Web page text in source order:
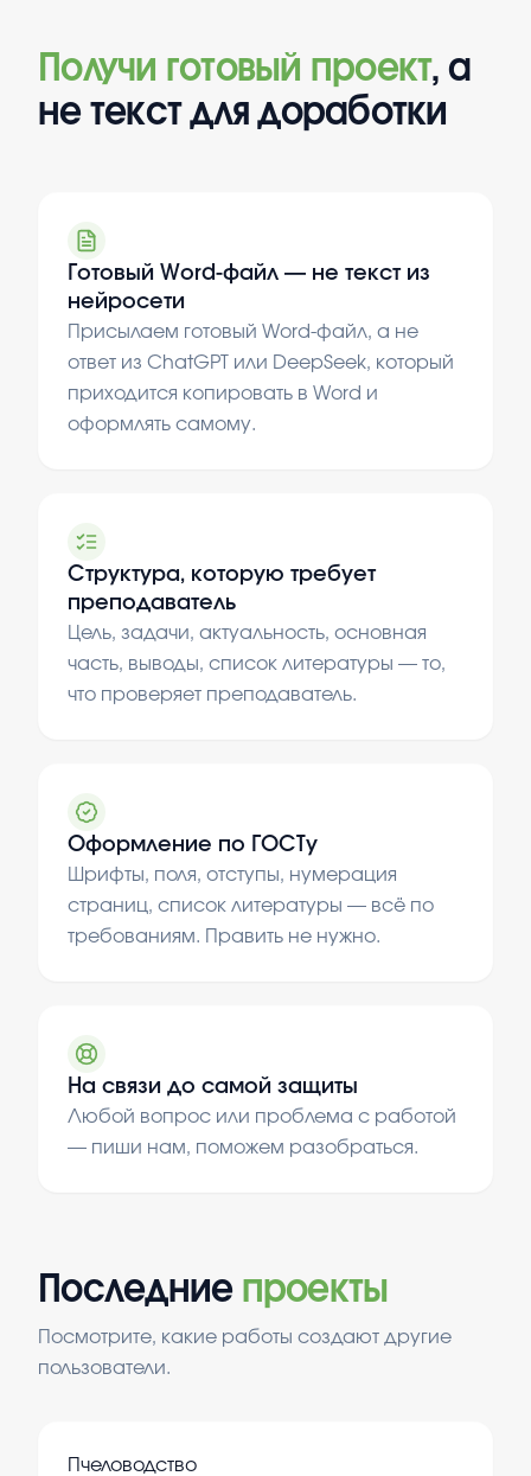
Получи готовый проект, а
не текст для доработки
Готовый Word-файл — не текст из
нейросети
Присылаем готовый Word-файл, а не
ответ из ChatGPT или DeepSeek, который
приходится копировать в Word и
оформлять самому.
Структура, которую требует
преподаватель
Цель, задачи, актуальность, основная
часть, выводы, список литературы — то,
что проверяет преподаватель.
Оформление по ГОСТу
Шрифты, поля, отступы, нумерация
страниц, список литературы — всё по
требованиям. Править не нужно.
На связи до самой защиты
Любой вопрос или проблема с работой
— пиши нам, поможем разобраться.
Последние проекты
Посмотрите, какие работы создают другие
пользователи.
Пчеловодство